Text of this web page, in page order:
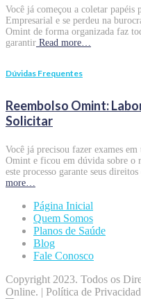
Você já começou a coletar
Empresarial e se perdeu na
Omint de forma organizada faz
garantir Read more…
Dúvidas Frequentes
Reembolso Omint:
Solicitar
Você já precisou fazer exames
Omint e ficou em dúvida sobre o
este processo garante seus
more…
Página Inicial
Quem Somos
Planos de Saúde
Blog
Fale Conosco
Copyright 2023. Todos os
Online. | Política de